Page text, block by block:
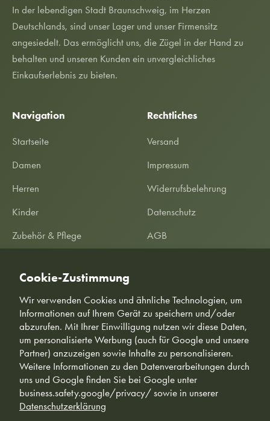
Cookie-Zustimmung
Wir verwenden Cookies und ähnliche Technologien, um
Informationen auf Ihrem Gerät zu speichern und/oder
abzurufen. Mit Ihrer Einwilligung nutzen wir diese Daten,
um personalisierte Werbung (auch für Google und unsere
Partner) anzuzeigen sowie Inhalte zu personalisieren.
Weitere Informationen zu den Datenverarbeitungen durch
uns und Google finden Sie bei Google unter
business.safety.google/privacy/ sowie in unserer
Datenschutzerklärung
In der lebendigen Stadt Braunschweig, im Herzen
Deutschlands, sind unser Lager und unser Firmensitz
angesiedelt. Das ermöglicht uns, die Zügel in der Hand zu
behalten und unseren Kunden ein unvergleichliches
Einkaufserlebnis zu bieten.
Navigation
Startseite
Damen
Herren
Kinder
Zubehör & Pflege
Informationen
Rechtliches
Versand
Impressum
Widerrufsbelehrung
Datenschutz
AGB
© Freiluftkind - Direkt aus Braunschweig 🇩🇪
*Tiefstpreis-Garantie: Wir garantieren unseren Kunden die Erstattung